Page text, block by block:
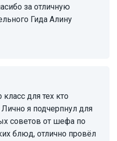
за отличную
Гида Алину
я подчерпнул для
советов от шефа по
блюд, отлично провёл